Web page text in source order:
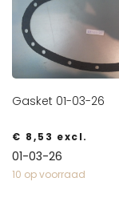
Gasket 01-03-26
€ 8,53 excl.
01-03-26
10 op voorraad